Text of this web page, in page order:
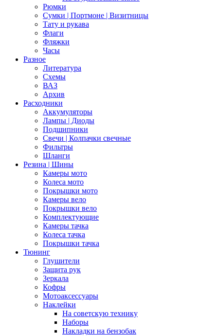
Рюмки
Сумки | Портмоне | Визитницы
Тату и рукава
Флаги
Фляжки
Часы
Разное
Литература
Схемы
ВАЗ
Архив
Расходники
Аккумуляторы
Лампы | Диоды
Подшипники
Свечи | Колпачки свечные
Фильтры
Шланги
Резина | Шины
Камеры мото
Колеса мото
Покрышки мото
Камеры вело
Покрышки вело
Комплектующие
Камеры тачка
Колеса тачка
Покрышки тачка
Тюнинг
Глушители
Защита рук
Зеркала
Кофры
Мотоаксессуары
Наклейки
На советскую технику
Наборы
Накладки на бензобак